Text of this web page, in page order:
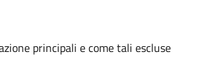
principali e come tali escluse